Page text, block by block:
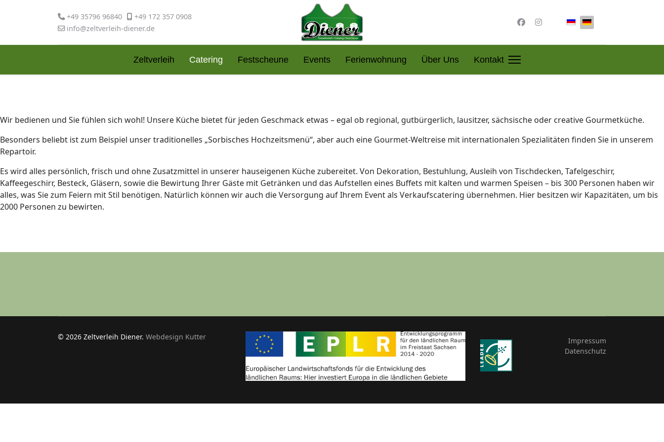
+49 35796 96840
+49 172 357 0908
info@zeltverleih-diener.de
Sprache auswählen
Zeltverleih Catering Festscheune Events Ferienwohnung Über Uns Kontakt
Wir bedienen und Sie fühlen sich wohl! Unsere Küche bietet für jeden Geschmack etwas – egal ob regional, gutbürgerlich, lausitzer, sächsische oder creative Gourmetküche.
Besonders beliebt ist zum Beispiel unser traditionelles „Sorbisches Hochzeitsmenü“, aber auch eine Gourmet-Weltreise mit internationalen Spezialitäten finden Sie in unserem
Repartoir.
Es wird alles persönlich, frisch und ohne Zusatzmittel in unserer hauseigenen Küche zubereitet. Von Dekoration, Bestuhlung, Ausleih von Tischdecken, Tafelgeschirr,
Kaffeegeschirr, Besteck, Gläsern, sowie die Bewirtung Ihrer Gäste mit Getränken und das Aufstellen eines Buffets mit kalten und warmen Speisen – bis 300 Personen haben wir
alles, was Sie zum Feiern mit Stil benötigen. Natürlich können wir auch die Versorgung auf Ihrem Event als Verkaufscatering übernehmen. Hier besitzen wir Kapazitäten, um bis
2000 Personen zu bewirten.
© 2026 Zeltverleih Diener. Webdesign Kutter
Impressum
Datenschutz